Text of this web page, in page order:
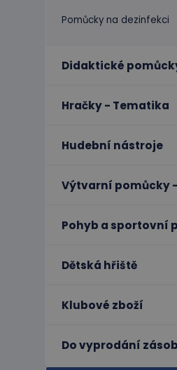
Pomůcky na dezinfekci
Didaktické
Hračky - Tematika
Hudební nástroje
Výtvarní pomůcky
Pohyb a sportovní
Dětská hřiště
Klubové zboží
Do vyprodání zásob